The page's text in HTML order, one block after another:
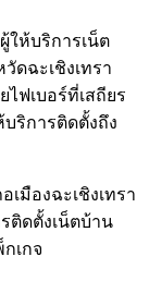
ให้บริการเน็ต
ดฉะเชิงเทรา
ฟเบอร์ที่เสถียร
ริการติดตั้งถึง
มืองฉะเชิงเทรา
ติดตั้งเน็ตบ้าน
เกจ